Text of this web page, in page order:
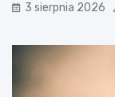
3 sierpnia 2026